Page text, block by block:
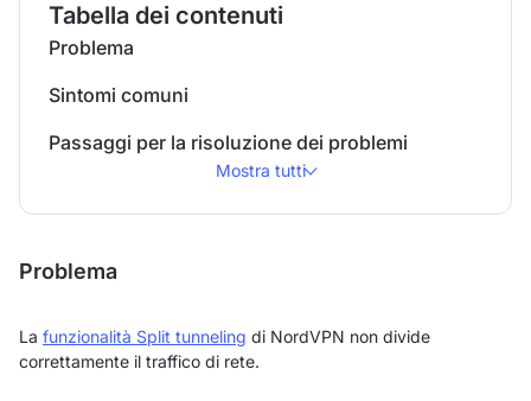
Tabella dei contenuti
Problema
Sintomi comuni
Passaggi per la risoluzione dei problemi
Mostra tutti
Problema
La funzionalità Split tunneling di NordVPN non divide
correttamente il traffico di rete.